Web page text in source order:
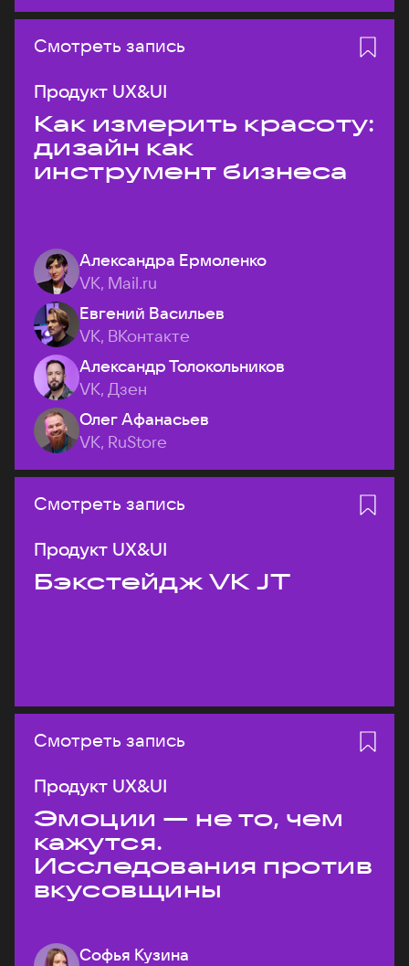
Смотреть запись
Продукт UX&UI
Как измерить красоту:
дизайн как
инструмент бизнеса
Александра Ермоленко
VK, Mail.ru
Евгений Васильев
VK, ВКонтакте
Александр Толокольников
VK, Дзен
Олег Афанасьев
VK, RuStore
Смотреть запись
Продукт UX&UI
Бэкстейдж VK JT
Смотреть запись
Продукт UX&UI
Эмоции — не то, чем
кажутся.
Исследования против
вкусовщины
Софья Кузина